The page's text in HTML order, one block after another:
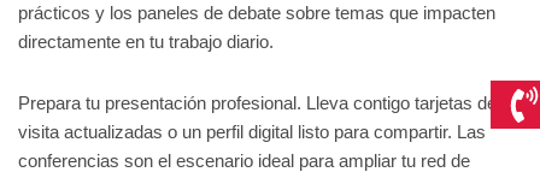
prácticos y los paneles de debate sobre temas que impacten
directamente en tu trabajo diario.
Prepara tu presentación profesional. Lleva contigo tarjetas de
visita actualizadas o un perfil digital listo para compartir. Las
conferencias son el escenario ideal para ampliar tu red de